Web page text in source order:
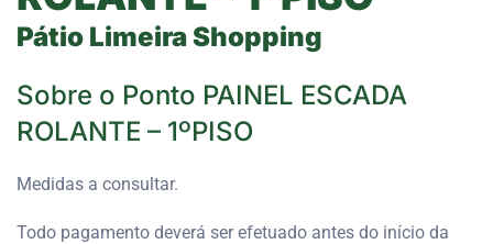
Pátio Limeira Shopping
Sobre o Ponto PAINEL ESCADA
ROLANTE – 1ºPISO
Medidas a consultar.
Todo pagamento deverá ser efetuado antes do início da